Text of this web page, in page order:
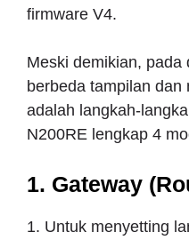
firmware V4.
Meski demikian, pada
berbeda tampilan dan
adalah langkah-
N200RE lengkap 4
1. Gateway
1. Untuk menyetting